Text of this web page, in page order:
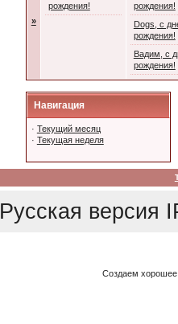
»
рождения!
рождения!
Dogs, с
рождения!
Вадим, с
рождения!
Навигация
· Текущий месяц
· Текущая неделя
Русская версия
Создаем